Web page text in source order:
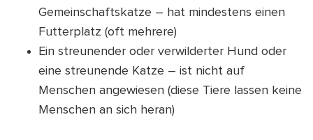
kein Tier aufnimmt, bis Soi Dog die Genehmigung
dazu erteilt hat. Daher ist es wichtig, dass Sie uns
über die Notfall-Hotline anrufen, bevor Sie das
Tier in die Klinik bringen.
Ist das Tier nicht in unmittelbarer Gefahr, warten
Gemeinschaftskatze – hat mindestens einen
Futterplatz (oft mehrere)
Ein streunender oder verwilderter Hund oder
eine streunende Katze – ist nicht auf
Menschen angewiesen (diese Tiere lassen keine
Menschen an sich heran)